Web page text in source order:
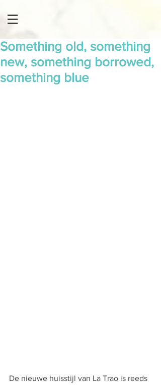
Something old, something
new, something borrowed,
something blue
De nieuwe huisstijl van La Trao is reeds